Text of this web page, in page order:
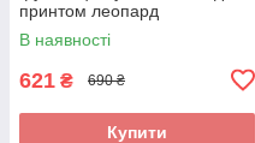
принтом леопард
В наявності
621 ₴ 690 ₴
Купити